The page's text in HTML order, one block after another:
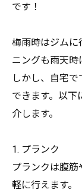
です ！
梅雨時はジムに
ニングも雨天時
しかし、自宅
できます。 以下
介します。
1. プランク
プランクは腹筋
軽に行えます。